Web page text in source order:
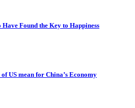
Have Found the Key to Happiness
US mean for China’s Economy